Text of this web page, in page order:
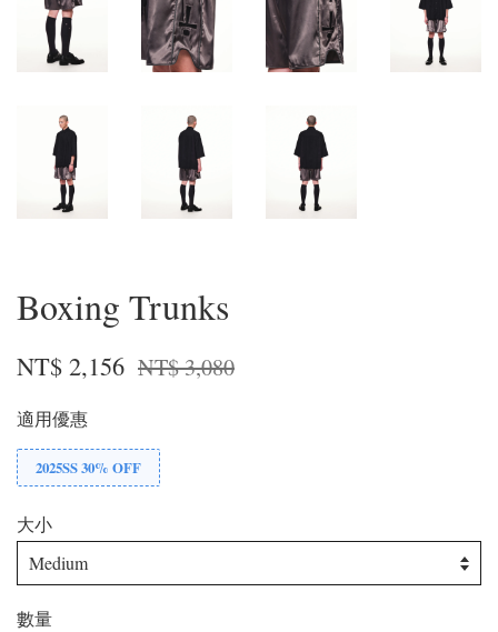
Boxing Trunks
NT$ 2,156 NT$ 3,080
適用優惠
2025SS 30% OFF
大小
數量